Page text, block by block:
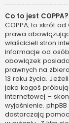
Co to jest COPPA?
COPPA, to skrót
prawa
właścicieli stron
informacje od
obowiązek
prawnych na
13 roku życia.
jako kogoś
internetowej –
wyjaśnienie.
dostarczają